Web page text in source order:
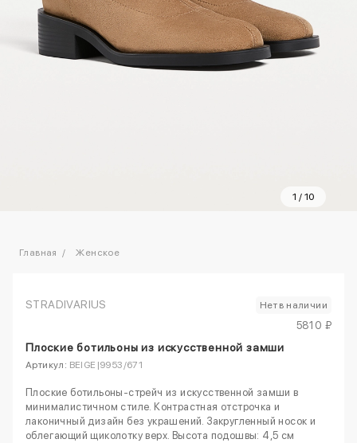
1 / 10
Главная Женское
STRADIVARIUS Нет в наличии
5810 ₽
Плоские ботильоны из искусственной замши
Артикул: BEIGE|9953/671
Плоские ботильоны-стрейч из искусственной замши в
минималистичном стиле. Контрастная отстрочка и
лаконичный дизайн без украшений. Закругленный носок и
облегающий щиколотку верх. Высота подошвы: 4,5 см